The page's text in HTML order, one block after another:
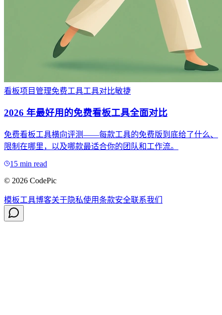
看板项目管理免费工具工具对比敏捷
2026 年最好用的免费看板工具全面对比
免费看板工具横向评测——每款工具的免费版到底给了什么、
限制在哪里，以及哪款最适合你的团队和工作流。
15 min read
© 2026 CodePic
模板工具博客关于隐私使用条款安全联系我们